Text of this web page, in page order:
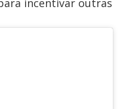
incentivar outras